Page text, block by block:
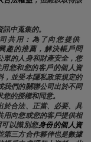
中蒐集的。
共用：為了向您提供
趣的推薦，解決帳戶問
眾的人身和財產安全，您
您和您的客戶的個人資
，並受本隱私政策規定的
我們的關聯公司出於不同
的授權和同意。
於合法、正當、必要、具
用向您或您的客戶提供相
以識別您身份的個人資
第三方合作夥伴也是數據